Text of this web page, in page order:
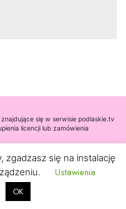
się w serwisie podlaskie.tv
licencji lub zamówienia
zgadzasz się na instalację
Ustawienia
OK